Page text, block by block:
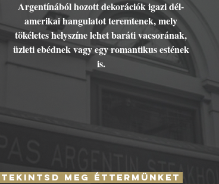
Argentínából hozott dekorációk igazi dél-
amerikai hangulatot teremtenek, mely
tökéletes helyszíne lehet baráti vacsorának,
üzleti ebédnek vagy egy romantikus estének
is.
TEKINTSD MEG ÉTTERMÜNKET